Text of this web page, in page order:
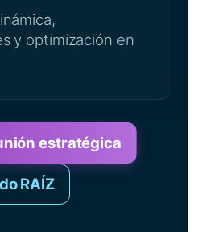
y optimización en
estratégica
RAÍZ